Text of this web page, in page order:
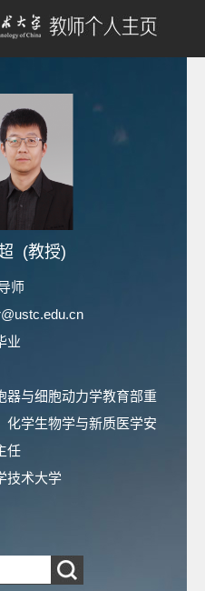
(教授)
师
业
器与细胞动力学教育部重
化学生物学与新质医学安
任
技术大学